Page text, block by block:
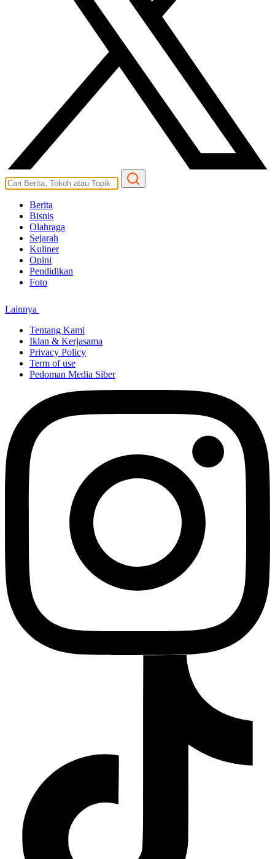
Berita
Bisnis
Olahraga
Sejarah
Kuliner
Opini
Pendidikan
Foto
Lainnya
Tentang Kami
Iklan & Kerjasama
Privacy Policy
Term of use
Pedoman Media Siber